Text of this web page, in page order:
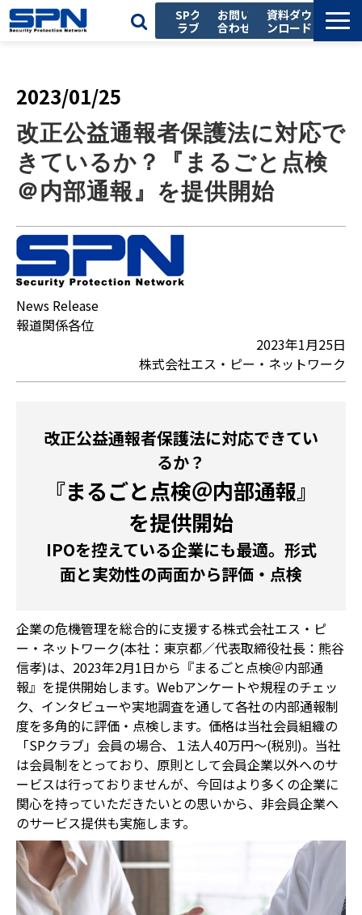
SPク
ラブ
お問い
合わせ
資料ダウ
ンロード
お役立ち記事
セミナー
会社情報
採用情報
2023/01/25
改正公益通報者保護法に対応で
きているか？『まるごと点検
＠内部通報』を提供開始
News Release
報道関係各位
2023年1月25日
株式会社エス・ピー・ネットワーク
改正公益通報者保護法に対応できてい
るか？
『まるごと点検＠内部通報』
を提供開始
IPOを控えている企業にも最適。形式
面と実効性の両面から評価・点検
企業の危機管理を総合的に支援する株式会社エス・ピ
ー・ネットワーク(本社：東京都／代表取締役社長：熊谷
信孝)は、2023年2月1日から『まるごと点検＠内部通
報』を提供開始します。Webアンケートや規程のチェッ
ク、インタビューや実地調査を通して各社の内部通報制
度を多角的に評価・点検します。価格は当社会員組織の
「SPクラブ」会員の場合、１法人40万円～(税別)。当社
は会員制をとっており、原則として会員企業以外へのサ
ービスは行っておりませんが、今回はより多くの企業に
関心を持っていただきたいとの思いから、非会員企業へ
のサービス提供も実施します。